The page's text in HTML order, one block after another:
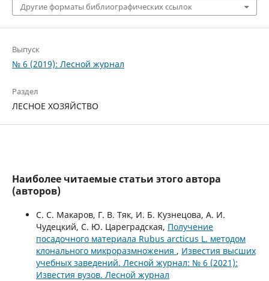
Другие форматы библиографических ссылок
Выпуск
№ 6 (2019): Лесной журнал
Раздел
ЛЕСНОЕ ХОЗЯЙСТВО
Наиболее читаемые статьи этого автора
(авторов)
С. С. Макаров, Г. В. Тяк, И. Б. Кузнецова, А. И.
Чудецкий, С. Ю. Цареградская, Получение
посадочного материала Rubus arcticus L. методом
клонального микроразмножения , Известия высших
учебных заведений. Лесной журнал: № 6 (2021):
Известия вузов. Лесной журнал